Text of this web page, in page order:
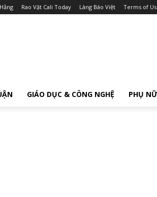
Rao Vặt Cali Today Làng Báo Việt Terms of
GIÁO DỤC & CÔNG NGHỆ PHỤ NỮ